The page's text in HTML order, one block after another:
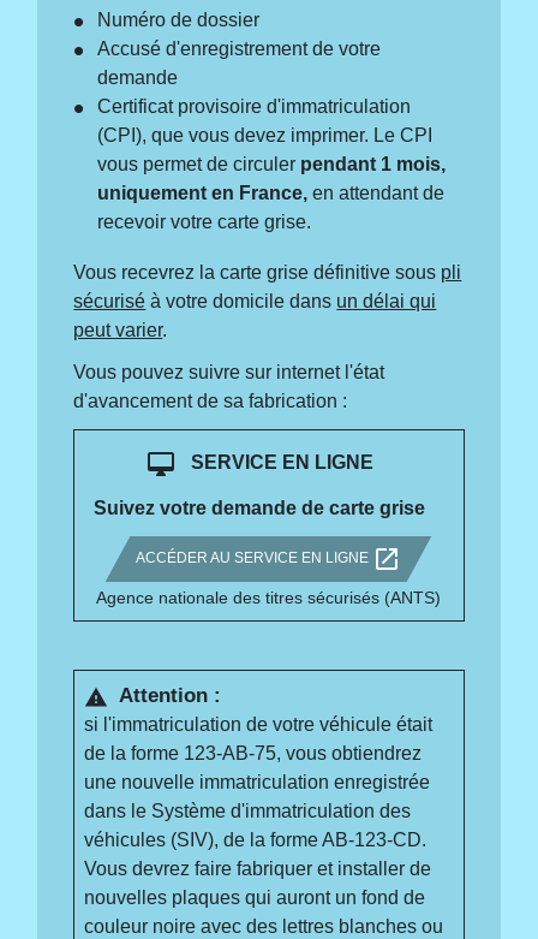
Numéro de dossier
Accusé d'enregistrement de votre
demande
Certificat provisoire d'immatriculation
(CPI), que vous devez imprimer. Le CPI
vous permet de circuler pendant 1 mois,
uniquement en France, en attendant de
recevoir votre carte grise.
Vous recevrez la carte grise définitive sous pli
sécurisé à votre domicile dans un délai qui
peut varier.
Vous pouvez suivre sur internet l'état
d'avancement de sa fabrication :
desktop_mac SERVICE EN LIGNE
Suivez votre demande de carte grise
ACCÉDER AU SERVICE EN LIGNE open_in_new
Agence nationale des titres sécurisés (ANTS)
warning Attention :
si l'immatriculation de votre véhicule était
de la forme 123-AB-75, vous obtiendrez
une nouvelle immatriculation enregistrée
dans le Système d'immatriculation des
véhicules (SIV), de la forme AB-123-CD.
Vous devrez faire fabriquer et installer de
nouvelles plaques qui auront un fond de
couleur noire avec des lettres blanches ou